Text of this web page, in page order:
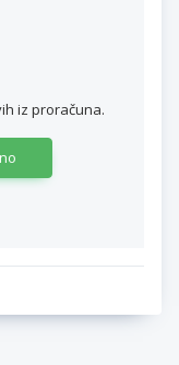
iz proračuna.